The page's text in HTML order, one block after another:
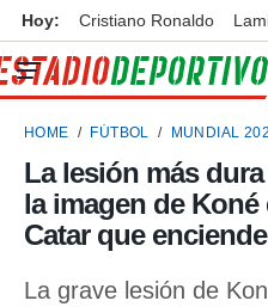
de
por
para
la
que se
calidad.
las
Hoy: Cristiano Ronaldo
HOME FÚTBOL MUNDIAL
La lesión más
la imagen de Koné
Catar que
La grave lesión de